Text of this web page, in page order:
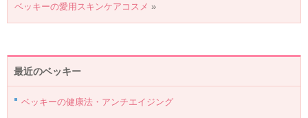
ベッキーの愛用スキンケアコスメ »
最近のベッキー
ベッキーの健康法・アンチエイジング